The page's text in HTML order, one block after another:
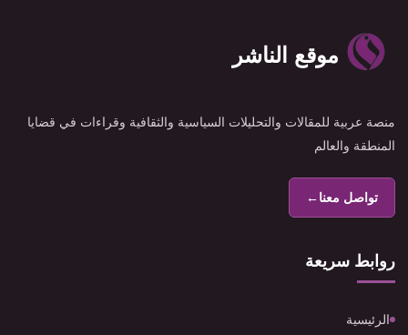
موقع الناشر
منصة عربية للمقالات والتحليلات السياسية والثقافية وقراءات في قضايا
المنطقة والعالم
تواصل معنا←
روابط سريعة
الرئيسية